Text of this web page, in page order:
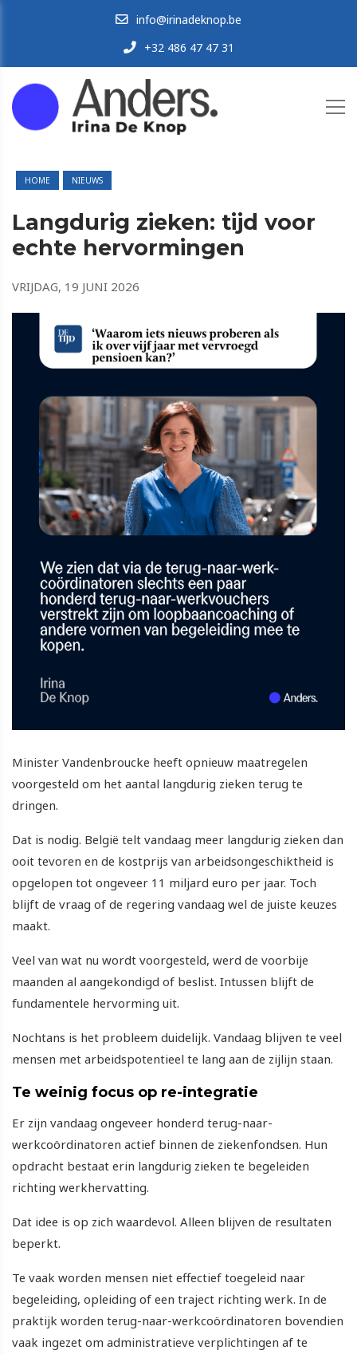
info@irinadeknop.be
+32 486 47 47 31
HOME NIEUWS
Langdurig zieken: tijd voor
echte hervormingen
VRIJDAG, 19 JUNI 2026
Minister Vandenbroucke heeft opnieuw maatregelen
voorgesteld om het aantal langdurig zieken terug te
dringen.
Dat is nodig. België telt vandaag meer langdurig zieken dan
ooit tevoren en de kostprijs van arbeidsongeschiktheid is
opgelopen tot ongeveer 11 miljard euro per jaar. Toch
blijft de vraag of de regering vandaag wel de juiste keuzes
maakt.
Veel van wat nu wordt voorgesteld, werd de voorbije
maanden al aangekondigd of beslist. Intussen blijft de
fundamentele hervorming uit.
Nochtans is het probleem duidelijk. Vandaag blijven te veel
mensen met arbeidspotentieel te lang aan de zijlijn staan.
Te weinig focus op re-integratie
Er zijn vandaag ongeveer honderd terug-naar-
werkcoördinatoren actief binnen de ziekenfondsen. Hun
opdracht bestaat erin langdurig zieken te begeleiden
richting werkhervatting.
Dat idee is op zich waardevol. Alleen blijven de resultaten
beperkt.
Te vaak worden mensen niet effectief toegeleid naar
begeleiding, opleiding of een traject richting werk. In de
praktijk worden terug-naar-werkcoördinatoren bovendien
vaak ingezet om administratieve verplichtingen af te